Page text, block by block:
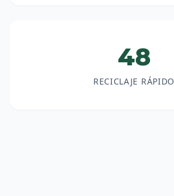
48
RECICLAJE RÁPIDO